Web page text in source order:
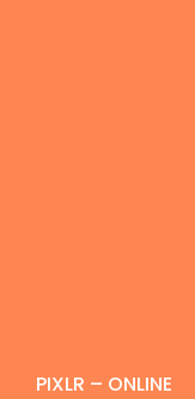
PIXLR – ONLINE